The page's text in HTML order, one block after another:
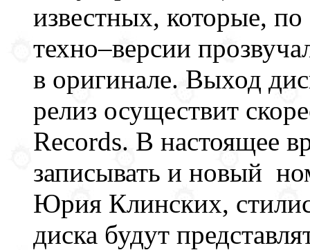
известных, которые, по
техно–версии
в оригинале. Выход
релиз осуществит
Records. В настоящее
записывать и новый
Юрия Клинских,
диска будут